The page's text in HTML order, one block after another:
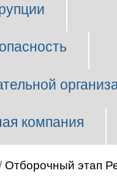
компания
Отборочный этап